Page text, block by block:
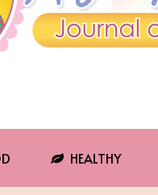
HEALTHY